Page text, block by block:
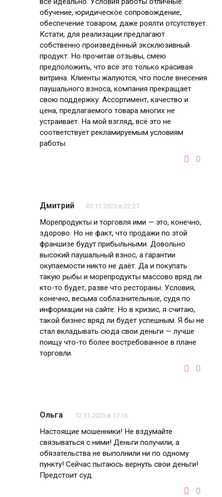
обучение, юридическое сопровождение,
обеспечение товаром, даже роялти отсутствует.
Кстати, для реализации предлагают
собственно произведённый эксклюзивный
продукт. Но прочитав отзывы, смею
предположить, что всё это только красивая
витрина. Клиенты жалуются, что после внесения
паушального взноса, компания прекращает
свою поддержку. Ассортимент, качество и
цена, предлагаемого товара многих не
устраивает. На мой взгляд, всё это не
соответствует рекламируемым условиям
работы.
0
Дмитрий 01.11.2023 в 22:27
Морепродукты и торговля ими — это, конечно,
здорово. Но не факт, что продажи по этой
франшизе будут прибыльными. Довольно
высокий паушальный взнос, а гарантии
окупаемости никто не даёт. Да и покупать
такую рыбы и морепродукты массово вряд ли
кто-то будет, разве что рестораны. Условия,
конечно, весьма соблазнительные, судя по
информации на сайте. Но в кризис, я считаю,
такой бизнес вряд ли будет успешным. Я бы не
стал вкладывать сюда свои деньги — лучше
поищу что-то более востребованное в плане
торговли.
0
Ольга 12.11.2023 в 17:16
Настоящие мошенники! Не вздумайте
связываться с ними! Деньги получили, а
обязательства не выполнили ни по одному
пункту! Сейчас пытаюсь вернуть свои деньги!
Предстоит суд.
0